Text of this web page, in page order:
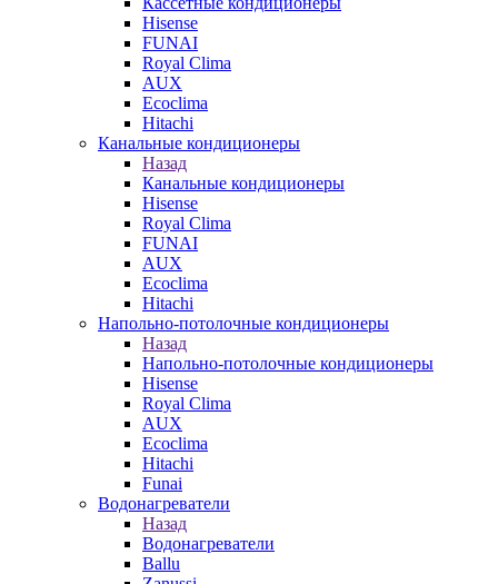
Hisense
FUNAI
Royal Clima
AUX
Ecoclima
Hitachi
Канальные кондиционеры
Назад
Канальные кондиционеры
Hisense
Royal Clima
FUNAI
AUX
Ecoclima
Hitachi
Напольно-потолочные кондиционеры
Назад
Напольно-потолочные кондиционеры
Hisense
Royal Clima
AUX
Ecoclima
Hitachi
Funai
Водонагреватели
Назад
Водонагреватели
Ballu